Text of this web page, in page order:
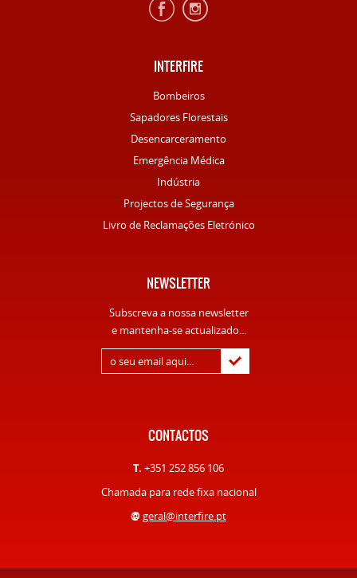
INTERFIRE
Bombeiros
Sapadores Florestais
Desencarceramento
Emergência Médica
Indústria
Projectos de Segurança
Livro de Reclamações Eletrónico
NEWSLETTER
Subscreva a nossa newsletter
e mantenha-se actualizado...
CONTACTOS
T. +351 252 856 106
Chamada para rede fixa nacional
@ geral@interfire.pt